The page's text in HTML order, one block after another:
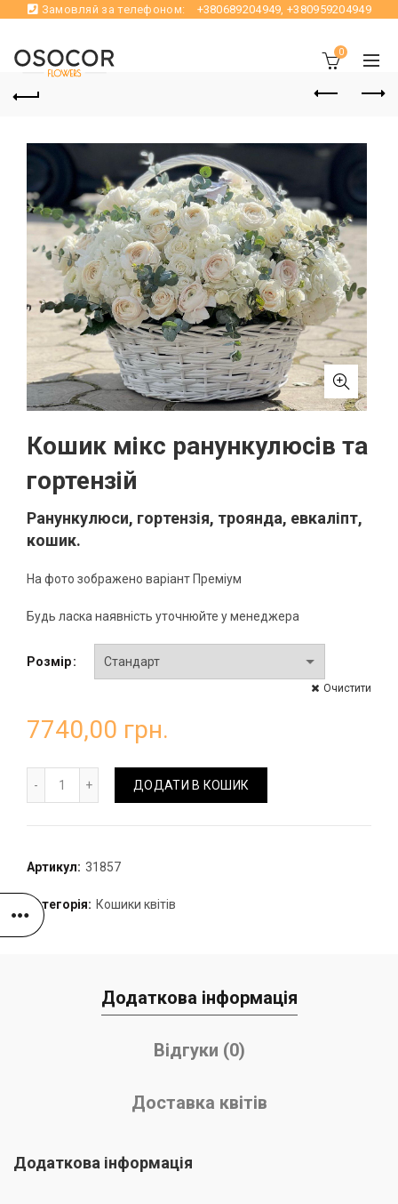
Замовляй за телефоном: +380689204949,+380959204949
0
Кошик мікс ранункулюсів та
гортензій
Ранункулюси, гортензія, троянда, евкаліпт,
кошик.
На фото зображено варіант Преміум
Будь ласка наявність уточнюйте у менеджера
Розмір
Очистити
7740,00 грн.
ДОДАТИ В КОШИК
Артикул: 31857
Категорія: Кошики квітів
Додаткова інформація
Відгуки (0)
Доставка квітів
Додаткова інформація